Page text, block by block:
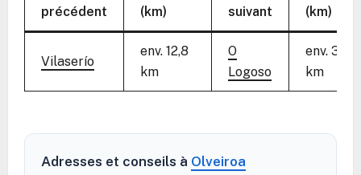
précédent
(km)
suivant
(km)
Vilaserío
env. 12,8
km
O
Logoso
env. 3,7
km
Adresses et conseils à Olveiroa